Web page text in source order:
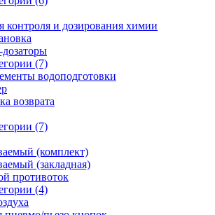
контроля и дозирования химии
(7)
водоподготовки
возврата
(7)
(комплект)
(закладная)
противоток
(4)